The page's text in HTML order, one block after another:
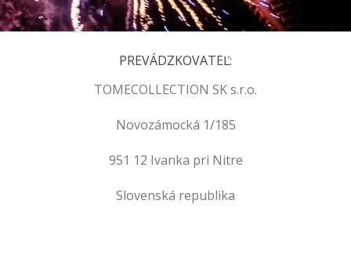
PREVÁDZKOVATEĽ:
TOMECOLLECTION SK s.r.o.
Novozámocká 1/185
951 12 Ivanka pri Nitre
Slovenská republika